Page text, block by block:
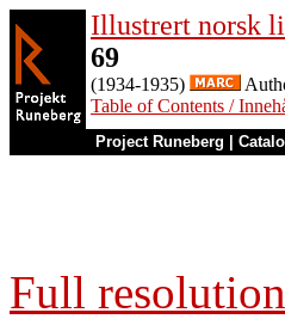
Illustrert norsk
69
(1934-1935)
Table of Contents /
Project Runeberg
Full